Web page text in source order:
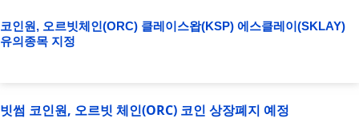
코인원, 오르빗체인(ORC) 클레이스왑(KSP) 에스클레이(SKLAY)
유의종목 지정
빗썸 코인원, 오르빗 체인(ORC) 코인 상장폐지 예정